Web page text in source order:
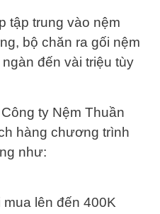
tập trung vào nệm
bộ chăn ra gối nệm
đến vài triệu tùy
ty Nệm Thuần
hàng chương trình
như:
lên đến 400K